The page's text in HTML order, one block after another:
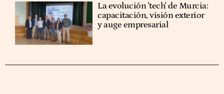
La evolución 'tech' de Murcia:
capacitación, visión exterior
y auge empresarial